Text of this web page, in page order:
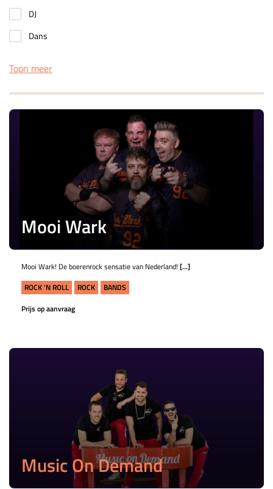
DJ
Dans
Toon meer
Mooi Wark
Mooi Wark! De boerenrock sensatie van Nederland! [...]
ROCK 'N ROLL
ROCK
BANDS
Prijs op aanvraag
Music On Demand